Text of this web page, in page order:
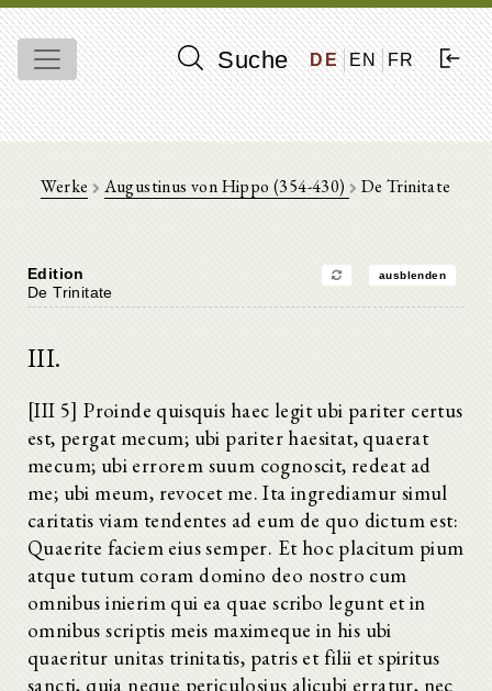
Suche DE EN FR
Werke Augustinus von Hippo (354-430) De Trinitate
Edition ausblenden
De Trinitate
III.
[III 5] Proinde quisquis haec legit ubi pariter certus
est, pergat mecum; ubi pariter haesitat, quaerat
mecum; ubi errorem suum cognoscit, redeat ad
me; ubi meum, revocet me. Ita ingrediamur simul
caritatis viam tendentes ad eum de quo dictum est:
Quaerite faciem eius semper. Et hoc placitum pium
atque tutum coram domino deo nostro cum
omnibus inierim qui ea quae scribo legunt et in
omnibus scriptis meis maximeque in his ubi
quaeritur unitas trinitatis, patris et filii et spiritus
sancti, quia neque periculosius alicubi erratur, nec